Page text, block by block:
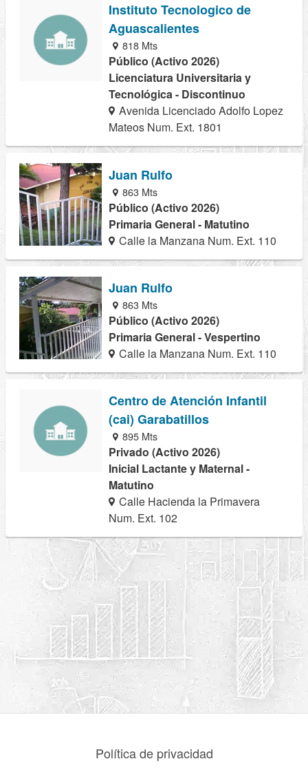
Instituto Tecnologico de
Aguascalientes
818 Mts
Público (Activo 2026)
Licenciatura Universitaria y
Tecnológica - Discontinuo
Avenida Licenciado Adolfo Lopez
Mateos Num. Ext. 1801
Juan Rulfo
863 Mts
Público (Activo 2026)
Primaria General - Matutino
Calle la Manzana Num. Ext. 110
Juan Rulfo
863 Mts
Público (Activo 2026)
Primaria General - Vespertino
Calle la Manzana Num. Ext. 110
Centro de Atención Infantil
(cai) Garabatillos
895 Mts
Privado (Activo 2026)
Inicial Lactante y Maternal -
Matutino
Calle Hacienda la Primavera
Num. Ext. 102
Política de privacidad